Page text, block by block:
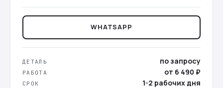
WHATSAPP
ДЕТАЛЬ по запросу
РАБОТА от 6 490 ₽
СРОК 1-2 рабочих дня